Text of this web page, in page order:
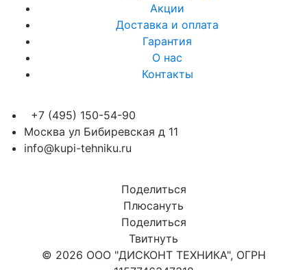
Акции
Доставка и оплата
Гарантия
О нас
Контакты
+7 (495) 150-54-90
Москва ул Бибиревская д 11
info@kupi-tehniku.ru
Поделиться
Плюсануть
Поделиться
Твитнуть
© 2026 ООО "ДИСКОНТ ТЕХНИКА", ОГРН